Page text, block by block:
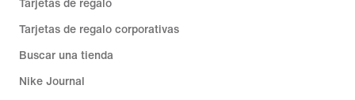
Tarjetas de regalo
Tarjetas de regalo corporativas
Buscar una tienda
Nike Journal